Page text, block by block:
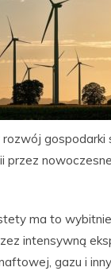
gospodarki
przez
ma to
intensywną
gazu i